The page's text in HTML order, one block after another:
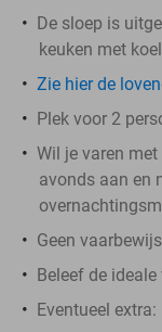
De sloep is
keuken met
Zie hier de
Plek voor 2
Wil je varen
avonds aan en
Geen
Beleef de
Eventueel extra: